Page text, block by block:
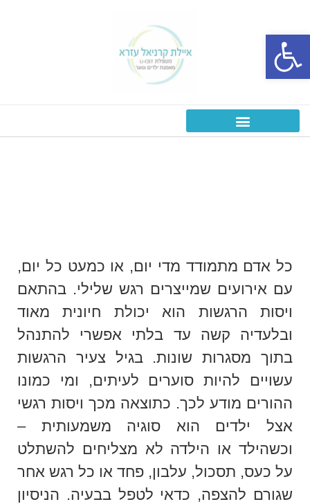
פתח סרגל נגישות
כל אדם מתמודד מדי יום, או כמעט כל יום,
עם אירועים שמייצרים רגש שלילי. בהתאם
ויסות הרגשות הוא יכולת חיונית מאוד
ובלעדיה קשה עד בלתי אפשרי להתנהל
בתוך מסגרות שונות. בגיל צעיר הרגשות
עשויים להיות סוערים לעיתים, ומי כמונו
ההורים מודע לכך. כתוצאה מכך ויסות רגשי
אצל ילדים הוא סוגיה משמעותית –
וכשהילד או הילדה לא מצליחים להשתלט
על כעס, תסכול, עלבון, פחד או כל רגש אחר
שגורם להצפה, כדאי לטפל בבעיה. הניסיון